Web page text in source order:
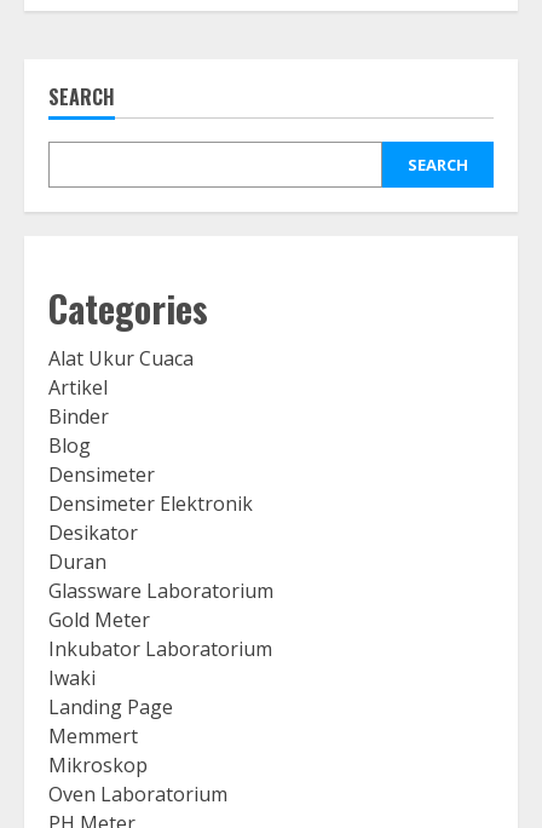
SEARCH
SEARCH
Categories
Alat Ukur Cuaca
Artikel
Binder
Blog
Densimeter
Densimeter Elektronik
Desikator
Duran
Glassware Laboratorium
Gold Meter
Inkubator Laboratorium
Iwaki
Landing Page
Memmert
Mikroskop
Oven Laboratorium